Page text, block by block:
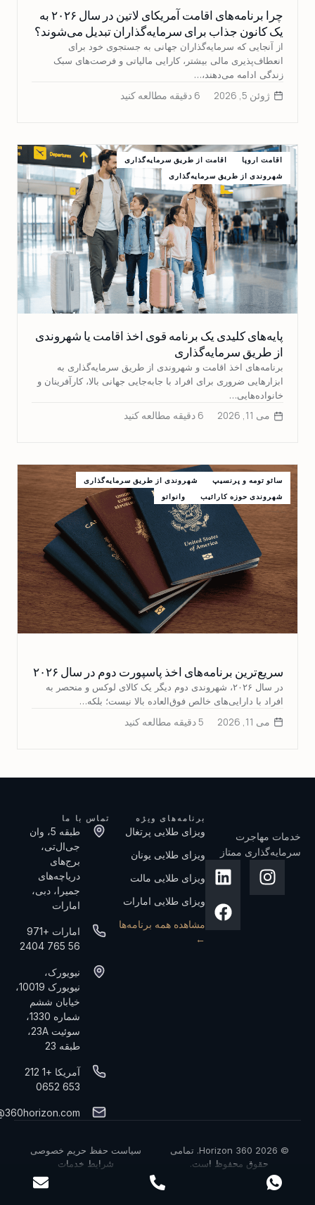
چرا برنامه‌های اقامت آمریکای لاتین در سال ۲۰۲۶ به
یک کانون جذاب برای سرمایه‌گذاران تبدیل می‌شوند؟
از آنجایی که سرمایه‌گذاران جهانی به جستجوی خود برای
انعطاف‌پذیری مالی بیشتر، کارایی مالیاتی و فرصت‌های سبک
زندگی ادامه می‌دهند،…
ژوئن 5, 2026 6 دقیقه مطالعه کنید
اقامت اروپا
اقامت از طریق سرمایه‌گذاری
شهروندی از طریق سرمایه‌گذاری
پایه‌های کلیدی یک برنامه قوی اخذ اقامت یا شهروندی
از طریق سرمایه‌گذاری
برنامه‌های اخذ اقامت و شهروندی از طریق سرمایه‌گذاری به
ابزارهایی ضروری برای افراد با جابه‌جایی جهانی بالا، کارآفرینان و
خانواده‌هایی…
می 11, 2026 6 دقیقه مطالعه کنید
سائو تومه و پرنسیپ
شهروندی از طریق سرمایه‌گذاری
شهروندی حوزه کارائیب
وانواتو
سریع‌ترین برنامه‌های اخذ پاسپورت دوم در سال ۲۰۲۶
در سال ۲۰۲۶، شهروندی دوم دیگر یک کالای لوکس و منحصر به
افراد با دارایی‌های خالص فوق‌العاده بالا نیست؛ بلکه…
می 11, 2026 5 دقیقه مطالعه کنید
خدمات مهاجرت
سرمایه‌گذاری ممتاز
برنامه‌های ویژه
ویزای طلایی پرتغال
ویزای طلایی یونان
ویزای طلایی مالت
ویزای طلایی امارات
مشاهده همه برنامه‌ها
←
تماس با ما
طبقه 5، وان
جی‌ال‌تی،
برج‌های
دریاچه‌های
جمیرا، دبی،
امارات
امارات +971
56 765 2404
نیویورک،
نیویورک 10019،
خیابان ششم
شماره 1330،
سوئیت 23A،
طبقه 23
آمریکا +1 212
653 0652
© 2026 360 Horizon. تمامی
حقوق محفوظ است.
سیاست حفظ حریم خصوصی
شرایط خدمات